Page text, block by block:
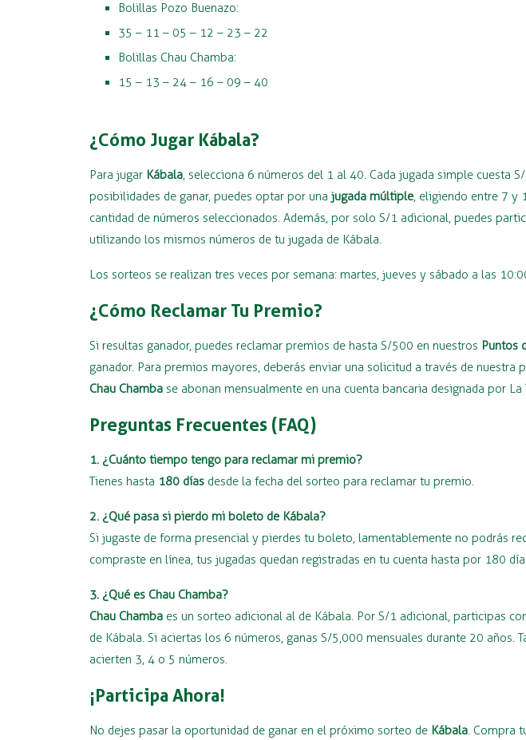
Bolillas Pozo Buenazo:
35 – 11 – 05 – 12 – 23 – 22
Bolillas Chau Chamba:
15 – 13 – 24 – 16 – 09 – 40
¿Cómo Jugar Kábala?
Para jugar Kábala, selecciona 6 números del 1 al 40. Cada jugada simple cuesta
posibilidades de ganar, puedes optar por una jugada múltiple, eligiendo entre 7 y
cantidad de números seleccionados. Además, por solo S/1 adicional, puedes
utilizando los mismos números de tu jugada de Kábala.
Los sorteos se realizan tres veces por semana: martes, jueves y sábado a las
¿Cómo Reclamar Tu Premio?
Si resultas ganador, puedes reclamar premios de hasta S/500 en nuestros Puntos
ganador. Para premios mayores, deberás enviar una solicitud a través de nuestra
Chau Chamba se abonan mensualmente en una cuenta bancaria designada por La
Preguntas Frecuentes (FAQ)
1. ¿Cuánto tiempo tengo para reclamar mi premio?
Tienes hasta 180 días desde la fecha del sorteo para reclamar tu premio.
2. ¿Qué pasa si pierdo mi boleto de Kábala?
Si jugaste de forma presencial y pierdes tu boleto, lamentablemente no podrás
compraste en línea, tus jugadas quedan registradas en tu cuenta hasta por 180
3. ¿Qué es Chau Chamba?
Chau Chamba es un sorteo adicional al de Kábala. Por S/1 adicional, participas
de Kábala. Si aciertas los 6 números, ganas S/5,000 mensuales durante 20 años.
acierten 3, 4 o 5 números.
¡Participa Ahora!
No dejes pasar la oportunidad de ganar en el próximo sorteo de Kábala. Compra